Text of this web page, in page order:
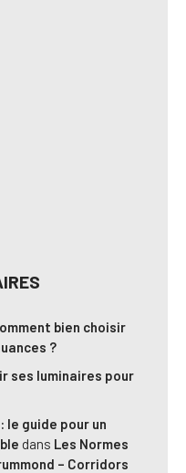
bien choisir
?
ses luminaires pour
le guide pour un
dans Les Normes
– Corridors